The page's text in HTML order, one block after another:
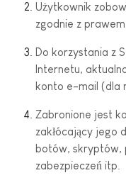
Użytkownik
zgodnie z
Do korzystania z
Internetu,
konto e-mail (dla
Zabronione jest
zakłócający jego
botów, skryptów,
zabezpieczeń itp.